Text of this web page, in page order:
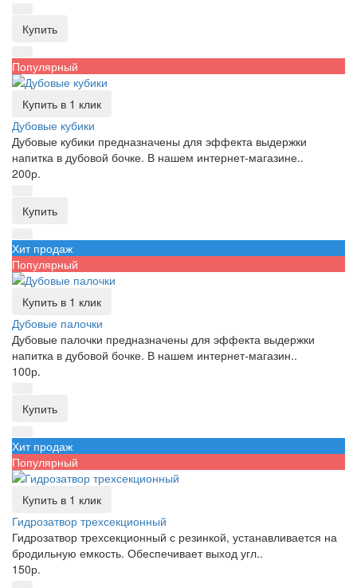
Купить
Популярный
Купить в 1 клик
Дубовые кубики
Дубовые кубики предназначены для эффекта выдержки
напитка в дубовой бочке. В нашем интернет-магазине..
200р.
Купить
Хит продаж
Популярный
Купить в 1 клик
Дубовые палочки
Дубовые палочки предназначены для эффекта выдержки
напитка в дубовой бочке. В нашем интернет-магазин..
100р.
Купить
Хит продаж
Популярный
Купить в 1 клик
Гидрозатвор трехсекционный
Гидрозатвор трехсекционный с резинкой, устанавливается на
бродильную емкость. Обеспечивает выход угл..
150р.